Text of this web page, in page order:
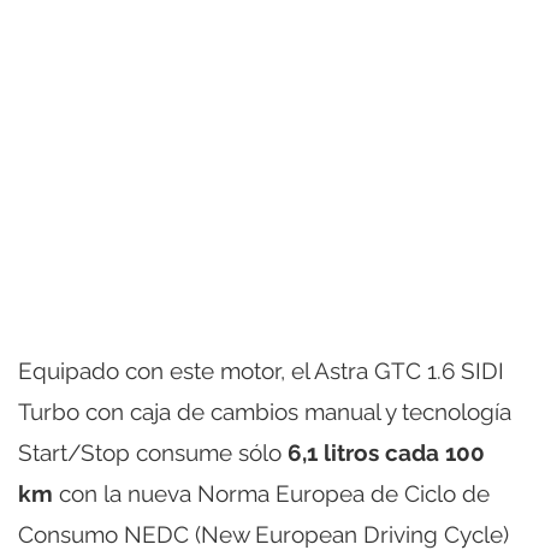
Equipado con este motor, el Astra GTC 1.6 SIDI
Turbo con caja de cambios manual y tecnología
Start/Stop consume sólo 6,1 litros cada 100
km con la nueva Norma Europea de Ciclo de
Consumo NEDC (New European Driving Cycle)